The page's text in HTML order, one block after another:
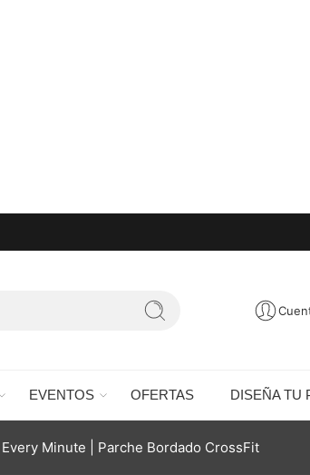
EVENTOS OFERTAS DISEÑA TU
Every Minute | Parche Bordado CrossFit